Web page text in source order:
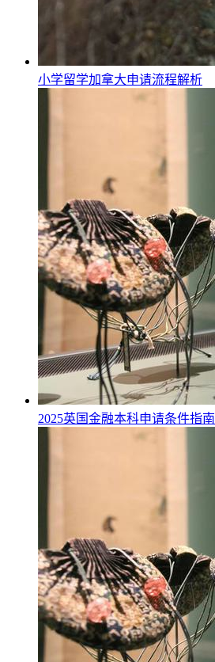
小学留学加拿大申请流程解析
2025英国金融本科申请条件指南